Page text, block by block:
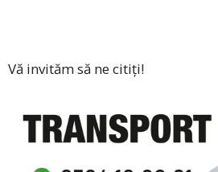
Vă invităm să ne citiți!